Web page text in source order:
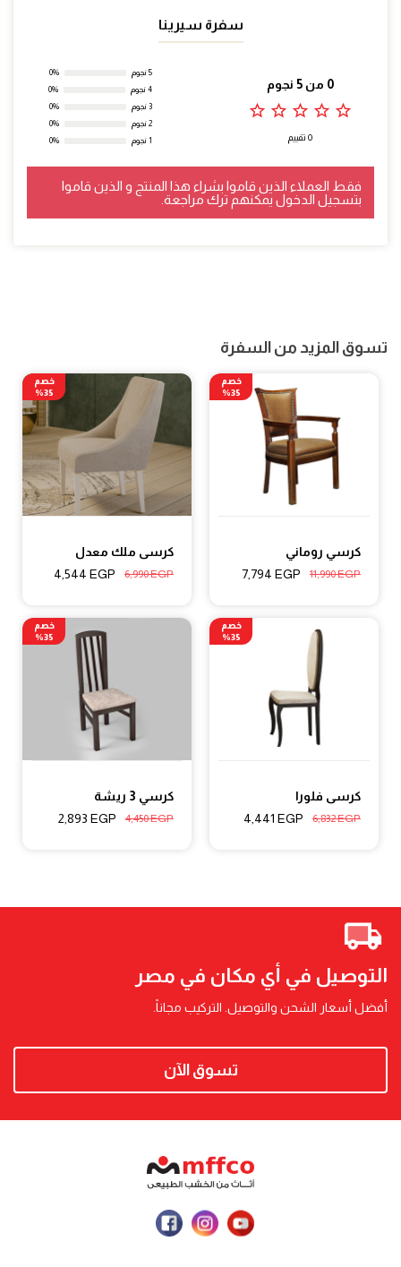
سفرة سيرينا
0 من 5 نجوم
star_outline
star_outline
star_outline
star_outline
star_outline
0 تقييم
5 نجوم
0%
4 نجوم
0%
3 نجوم
0%
2 نجوم
0%
1 نجوم
0%
فقط العملاء الذين قاموا بشراء هذا المنتج و الذين قاموا
بتسجيل الدخول يمكنهم ترك مراجعة.
تسوق المزيد من السفرة
كرسي روماني
11,990EGP
7,794 EGP
خصم
35%
كرسى ملك معدل
6,990EGP
4,544 EGP
خصم
35%
كرسى فلورا
6,832EGP
4,441 EGP
خصم
35%
كرسي 3 ريشة
4,450EGP
2,893 EGP
خصم
35%
التوصيل في أي مكان في مصر
أفضل أسعار الشحن والتوصيل. التركيب مجاناً.
تسوق الآن